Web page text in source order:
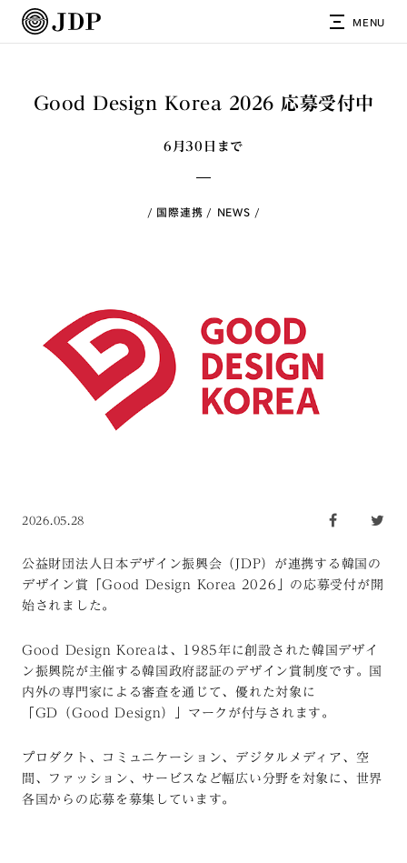
MENU
Good Design Korea 2026 応募受付中
6月30日まで
国際連携 NEWS
2026.05.28
公益財団法人日本デザイン振興会（JDP）が連携する韓国の
デザイン賞「Good Design Korea 2026」の応募受付が開
始されました。
Good Design Koreaは、1985年に創設された韓国デザイ
ン振興院が主催する韓国政府認証のデザイン賞制度です。国
内外の専門家による審査を通じて、優れた対象に
「GD（Good Design）」マークが付与されます。
プロダクト、コミュニケーション、デジタルメディア、空
間、ファッション、サービスなど幅広い分野を対象に、世界
各国からの応募を募集しています。